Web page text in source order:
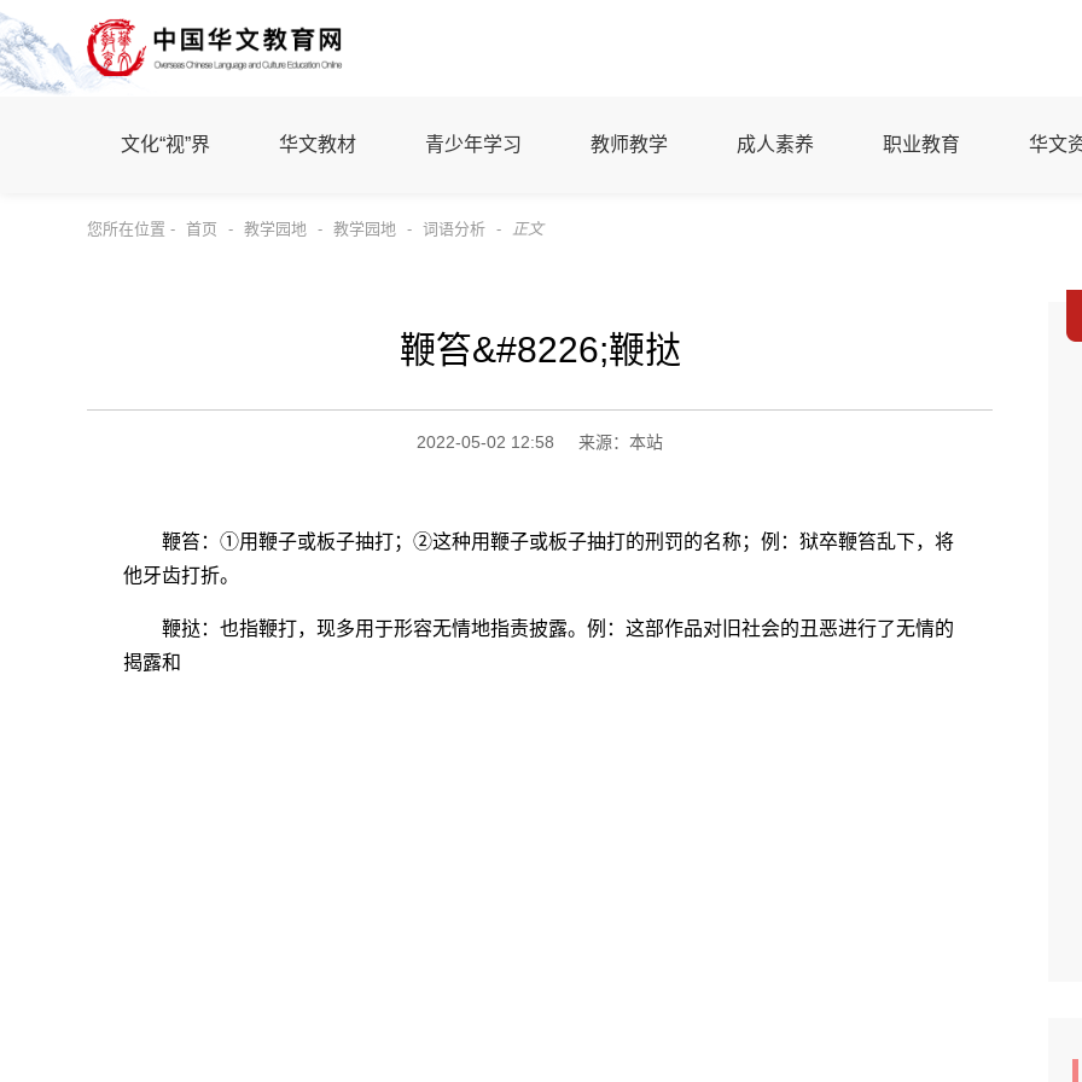
文化“视”界 华文教材 青少年学习 教师教学 成人素养 职业教育 华文
您所在位置 - 首页 - 教学园地 - 教学园地 - 词语分析 - 正文
鞭笞&#8226;鞭挞
2022-05-02 12:58 来源：本站
鞭笞：①用鞭子或板子抽打；②这种用鞭子或板子抽打的刑罚的名称；例：狱卒鞭笞乱下，将
他牙齿打折。
鞭挞：也指鞭打，现多用于形容无情地指责披露。例：这部作品对旧社会的丑恶进行了无情的
揭露和